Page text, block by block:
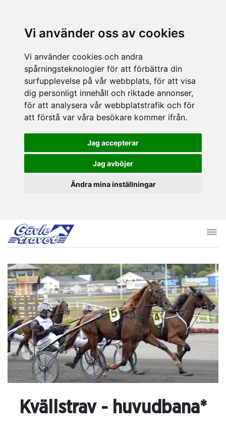
Vi använder oss av cookies
Vi använder cookies och andra
spårningsteknologier för att förbättra din
surfupplevelse på vår webbplats, för att visa
dig personligt innehåll och riktade annonser,
för att analysera vår webbplatstrafik och för
att förstå var våra besökare kommer ifrån.
Jag accepterar
Jag avböjer
Ändra mina inställningar
Kvällstrav - huvudbana*